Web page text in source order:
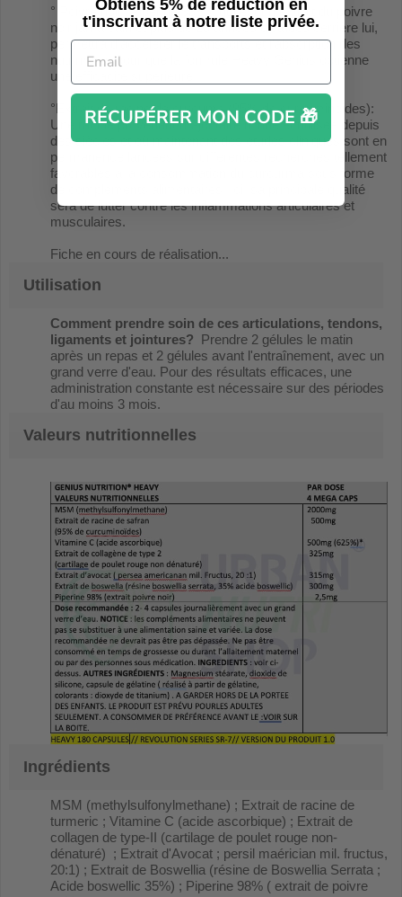
° Poivre noir (Piperine 98%): qui est un extrait du poivre
noir jamaïcain et plus de 20 années d'études derrière lui,
permettra d'accélérer le transports et l'absorption des
nutriments pour que la formule Heavy Genius obtienne
une efficacité supérieure.
°Extrait de racine de curcuma (95% de curcuminoides):
Une racine provenant majoritaire d'Inde et utilisée depuis
des siècles et où maintenant des études cliniques sont en
permanence lancées sur différentes recherches tellement
favorables à la consommation du curcurma sous forme
de compléments alimentaires. Ici, sa principale qualité
sera de lutter contre les inflammations articulaires et
musculaires.
Fiche en cours de réalisation...
Utilisation
Comment prendre soin de ces articulations, tendons,
ligaments et jointures? Prendre 2 gélules le matin
après un repas et 2 gélules avant l'entraînement, avec un
grand verre d'eau. Pour des résultats efficaces, une
administration constante est nécessaire sur des périodes
d'au moins 3 mois.
Valeurs nutritionnelles
Ingrédients
MSM (methylsulfonylmethane) ; Extrait de racine de
turmeric ; Vitamine C (acide ascorbique) ; Extrait de
collagen de type-II (cartilage de poulet rouge non-
dénaturé) ; Extrait d'Avocat ; persil maérician mil. fructus,
20:1) ; Extrait de Boswellia (résine de Boswellia Serrata ;
Acide boswellic 35%) ; Piperine 98% ( extrait de poivre
Obtiens 5% de réduction en
t'inscrivant à notre liste privée.
RÉCUPÉRER MON CODE 🎁